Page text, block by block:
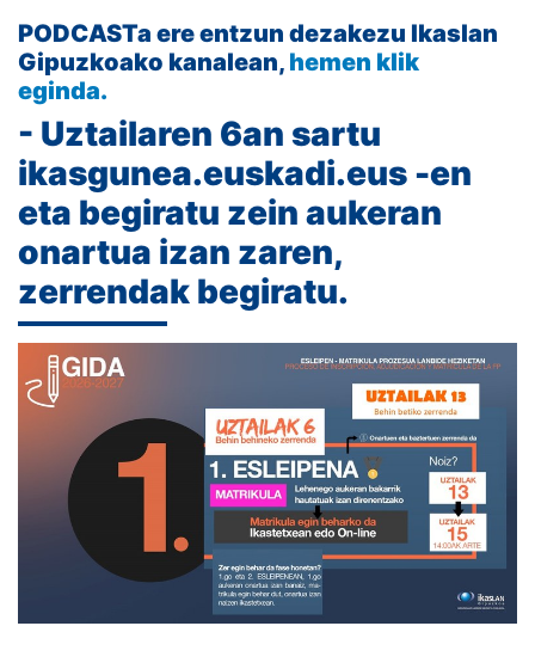
PODCASTa ere entzun dezakezu Ikaslan
Gipuzkoako kanalean, hemen klik
eginda.
- Uztailaren 6an sartu
ikasgunea.euskadi.eus -en
eta begiratu zein aukeran
onartua izan zaren,
zerrendak begiratu.